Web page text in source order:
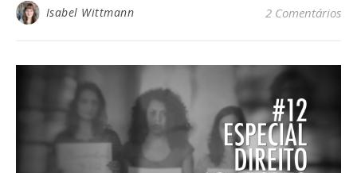
Isabel Wittmann 2 Comentários